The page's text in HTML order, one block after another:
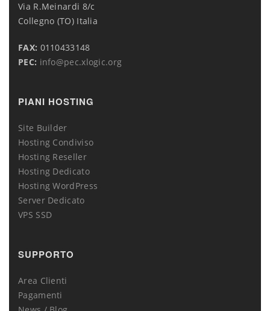
Via R.Meinardi 8/c
Collegno (TO) Italia
FAX: 0110433148
PEC: info@pec.xlogic.org
PIANI HOSTING
Site Builder
Hosting Condiviso
Hosting Reseller
Hosting Dedicato
Hosting WordPress
Server Dedicato
VPS SSD
SUPPORTO
Area Clienti
Pagamenti